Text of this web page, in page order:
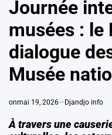
Journée
musées : le
dialogue
Musée
onmai 19, 2026 Djandjo info
À travers une